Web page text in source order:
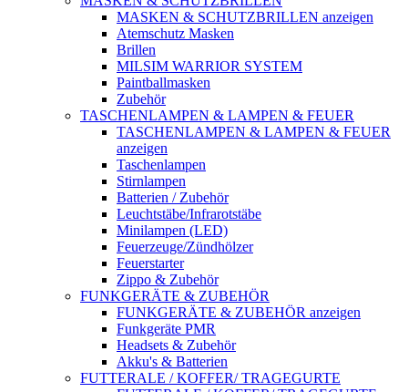
MASKEN & SCHUTZBRILLEN anzeigen
Atemschutz Masken
Brillen
MILSIM WARRIOR SYSTEM
Paintballmasken
Zubehör
TASCHENLAMPEN & LAMPEN & FEUER
TASCHENLAMPEN & LAMPEN & FEUER
anzeigen
Taschenlampen
Stirnlampen
Batterien / Zubehör
Leuchtstäbe/Infrarotstäbe
Minilampen (LED)
Feuerzeuge/Zündhölzer
Feuerstarter
Zippo & Zubehör
FUNKGERÄTE & ZUBEHÖR
FUNKGERÄTE & ZUBEHÖR anzeigen
Funkgeräte PMR
Headsets & Zubehör
Akku's & Batterien
FUTTERALE / KOFFER/ TRAGEGURTE